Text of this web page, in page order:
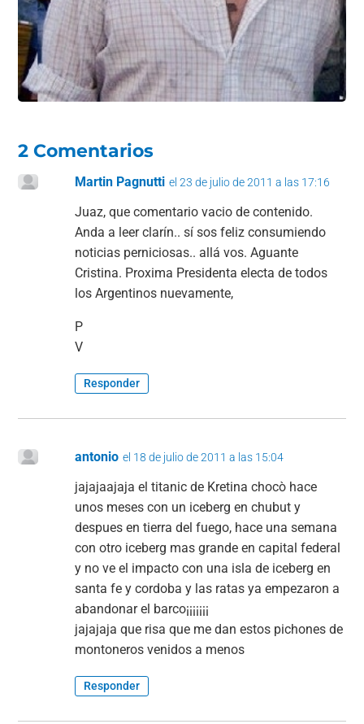
2 Comentarios
Martin Pagnutti el 23 de julio de 2011 a las 17:16
Juaz, que comentario vacio de contenido.
Anda a leer clarín.. sí sos feliz consumiendo
noticias perniciosas.. allá vos. Aguante
Cristina. Proxima Presidenta electa de todos
los Argentinos nuevamente,
P
V
Responder
antonio el 18 de julio de 2011 a las 15:04
jajajaajaja el titanic de Kretina chocò hace
unos meses con un iceberg en chubut y
despues en tierra del fuego, hace una semana
con otro iceberg mas grande en capital federal
y no ve el impacto con una isla de iceberg en
santa fe y cordoba y las ratas ya empezaron a
abandonar el barco¡¡¡¡¡¡¡
jajajaja que risa que me dan estos pichones de
montoneros venidos a menos
Responder